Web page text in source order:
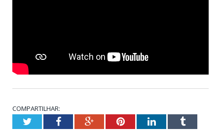
COMPARTILHAR:
TwitterFacebookGoogle+PinterestLinkedInTumblr